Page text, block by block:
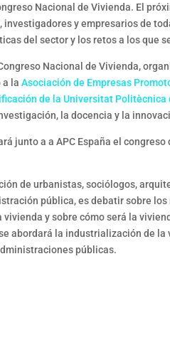
Nacional de Vivienda. El
investigadores y empresarios de
del sector y los retos a los que
Nacional de Vivienda,
a laAsociación de Empresas
de la Universitat Politècnica
la docencia y la
junto a a APC España el congreso
de urbanistas, sociólogos,
pública, es debatir sobre los
y sobre cómo será la
abordará la industrialización de
públicas.